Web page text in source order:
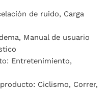
de ruido, Carga
Manual de usuario
Entretenimiento,
Ciclismo, Correr,